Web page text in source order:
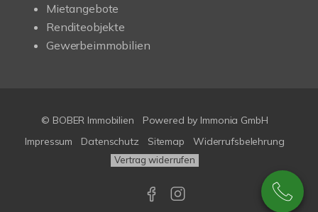
Mietangebote
Renditeobjekte
Gewerbeimmobilien
© BOBER Immobilien Powered by Immonia GmbH
Impressum
Datenschutz Sitemap Widerrufsbelehrung
Vertrag widerrufen